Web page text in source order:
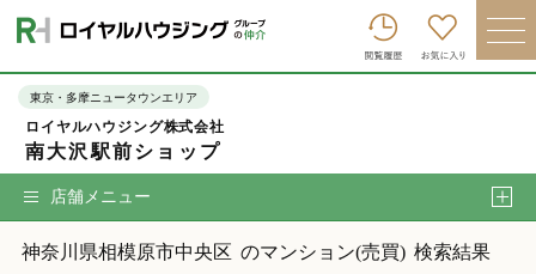
東京・多摩ニュータウンエリア
ロイヤルハウジング株式会社
南大沢駅前ショップ
店舗メニュー
神奈川県相模原市中央区 のマンション(売買) 検索結果
ロイヤルハウジンググループトップへ
買いたい
売りたい
借りたい
貸したい